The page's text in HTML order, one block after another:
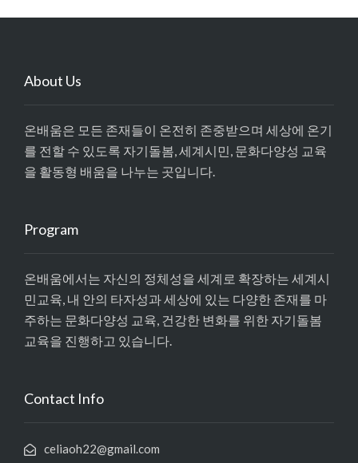
About Us
온배움은 모든 존재들이 온전히 존중받으며 세상에 온기
를 전할 수 있도록 자기돌봄, 세계시민, 문화다양성 교육
을 활동형 배움을 나누는 곳입니다.
Program
온배움에서는 자신의 정체성을 세계로 확장하는 세계시
민교육, 내 안의 타자성과 세상에 있는 다양한 존재를 마
주하는 문화다양성 교육, 건강한 변화를 위한 자기돌봄
교육을 진행하고 있습니다.
Contact Info
celiaoh22@gmail.com